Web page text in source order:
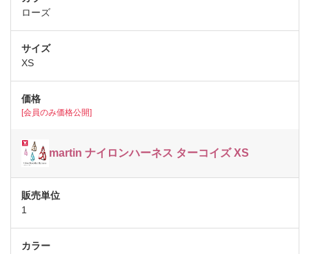
ローズ
XS
[会員のみ価格公開]
martin ナイロンハーネス ターコイズ XS
1